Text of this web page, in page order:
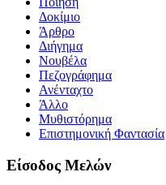
Δοκίμιο
Άρθρο
Διήγημα
Νουβέλα
Πεζογράφημα
Ανένταχτο
Άλλο
Μυθιστόρημα
Επιστημονική Φαντασία
Eίσοδος Μελών